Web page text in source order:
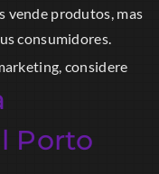
vende produtos, mas
consumidores.
considere
Porto